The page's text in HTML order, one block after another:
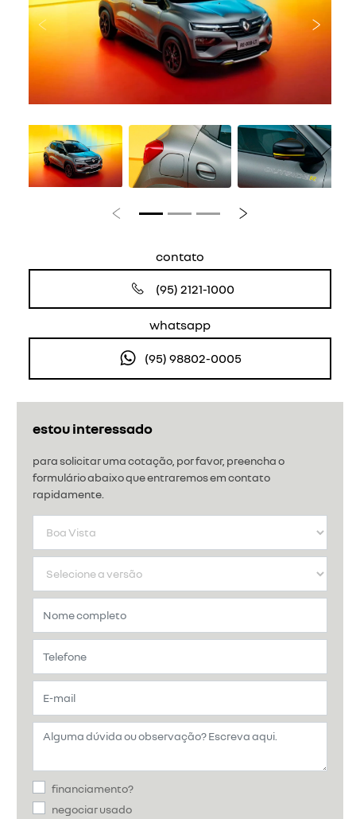
estou interessado
para solicitar uma cotação, por favor, preencha o
formulário abaixo que entraremos em contato
rapidamente.
financiamento?
negociar usado
Anterior
Anterior Próximo
contato
(95) 2121-1000
whatsapp
(95) 98802-0005